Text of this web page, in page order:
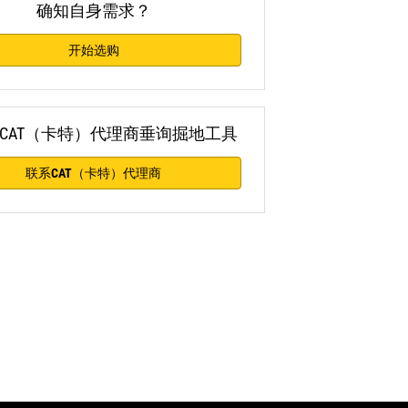
确知自身需求？
开始选购
（卡特）代理商垂询掘地工具
联系CAT（卡特）代理商